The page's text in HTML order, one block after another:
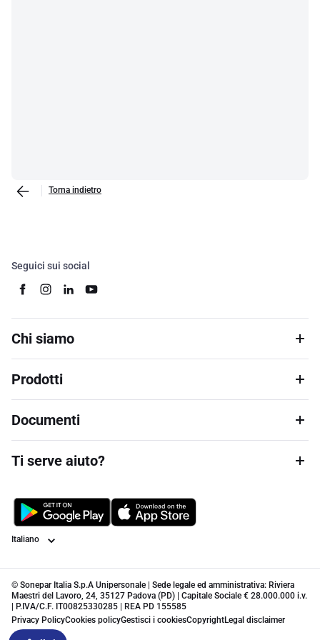
Torna indietro
Seguici sui social
Chi siamo
Prodotti
Documenti
Ti serve aiuto?
Lingua
© Sonepar Italia S.p.A Unipersonale | Sede legale ed amministrativa: Riviera
Maestri del Lavoro, 24, 35127 Padova (PD) | Capitale Sociale € 28.000.000 i.v.
| P.IVA/C.F. IT00825330285 | REA PD 155585
Privacy PolicyCookies policyGestisci i cookiesCopyrightLegal disclaimer